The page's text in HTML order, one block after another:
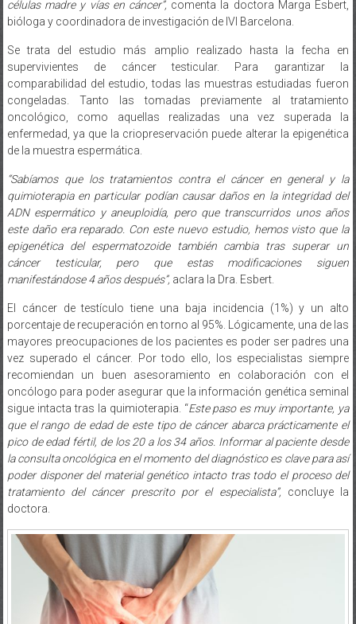
células madre y vías en cáncer”, comenta la doctora Marga Esbert,
bióloga y coordinadora de investigación de IVI Barcelona.
Se trata del estudio más amplio realizado hasta la fecha en
supervivientes de cáncer testicular. Para garantizar la
comparabilidad del estudio, todas las muestras estudiadas fueron
congeladas. Tanto las tomadas previamente al tratamiento
oncológico, como aquellas realizadas una vez superada la
enfermedad, ya que la criopreservación puede alterar la epigenética
de la muestra espermática.
“Sabíamos que los tratamientos contra el cáncer en general y la
quimioterapia en particular podían causar daños en la integridad del
ADN espermático y aneuploidía, pero que transcurridos unos años
este daño era reparado. Con este nuevo estudio, hemos visto que la
epigenética del espermatozoide también cambia tras superar un
cáncer testicular, pero que estas modificaciones siguen
manifestándose 4 años después”, aclara la Dra. Esbert.
El cáncer de testículo tiene una baja incidencia (1%) y un alto
porcentaje de recuperación en torno al 95%. Lógicamente, una de las
mayores preocupaciones de los pacientes es poder ser padres una
vez superado el cáncer. Por todo ello, los especialistas siempre
recomiendan un buen asesoramiento en colaboración con el
oncólogo para poder asegurar que la información genética seminal
sigue intacta tras la quimioterapia. “Este paso es muy importante, ya
que el rango de edad de este tipo de cáncer abarca prácticamente el
pico de edad fértil, de los 20 a los 34 años. Informar al paciente desde
la consulta oncológica en el momento del diagnóstico es clave para así
poder disponer del material genético intacto tras todo el proceso del
tratamiento del cáncer prescrito por el especialista”, concluye la
doctora.